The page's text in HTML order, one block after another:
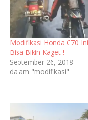
Modifikasi Honda C70 Ini
Bisa Bikin Kaget !
September 26, 2018
dalam "modifikasi"